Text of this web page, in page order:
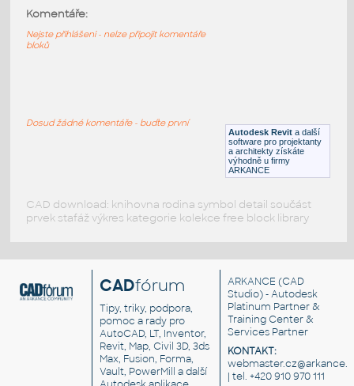
Kuchyně
Autodesk Revit a další
software pro projektanty
a architekty získáte
výhodně u firmy
ARKANCE
Komentáře:
Nejste přihlášeni - nelze připojit komentáře
bloků
Dosud žádné komentáře - buďte první
CAD download: knihovna rodina symbol detail součást
prvek stafáž výkres kategorie kolekce free block library
CADfórum
Tipy, triky, podpora,
pomoc a rady pro
AutoCAD, LT, Inventor,
Revit, Map, Civil 3D, 3ds
Max, Fusion, Forma,
Vault, PowerMill a další
ARKANCE (CAD
Studio) - Autodesk
Platinum Partner &
Training Center &
Services Partner
KONTAKT:
| tel. +420 910 970 111